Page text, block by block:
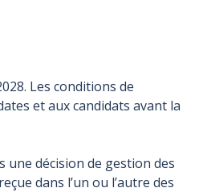
Les conditions de
et aux candidats avant la
une décision de gestion des
dans l’un ou l’autre des